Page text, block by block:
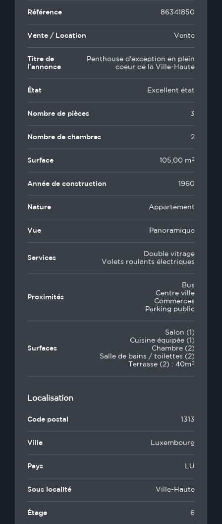
Référence 86341850
Vente / Location Vente
Titre de
l'annonce
Penthouse d'exception en plein
coeur de la Ville-Haute
État Excellent état
Nombre de pièces 3
Nombre de chambres 2
Surface 105,00 m2
Année de construction 1960
Nature Appartement
Vue Panoramique
Services
Double vitrage
Volets roulants électriques
Proximités
Bus
Centre ville
Commerces
Parking public
Surfaces
Salon (1)
Cuisine équipée (1)
Chambre (2)
Salle de bains / toilettes (2)
Terrasse (2) : 40m2
Localisation
Code postal 1313
Ville Luxembourg
Pays LU
Sous localité Ville-Haute
Étage 6